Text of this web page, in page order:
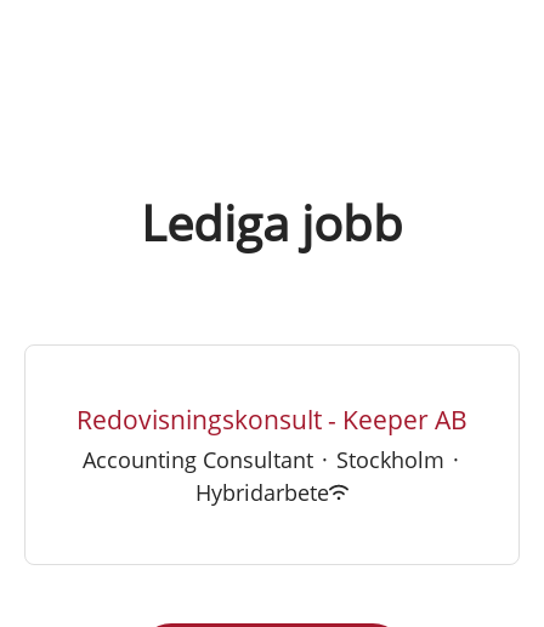
Lediga jobb
Redovisningskonsult - Keeper AB
Accounting Consultant · Stockholm ·
Hybridarbete